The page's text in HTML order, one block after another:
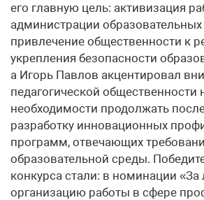
его главную цель: активизация
администрации
привлечение общественности к
укрепления безопасности
а Игорь Павлов акцентировал
педагогической общественности
необходимости продолжать
разработку инновационных
программ, отвечающих
образовательной среды.
конкурса стали: в номинации
организацию работы в сфере